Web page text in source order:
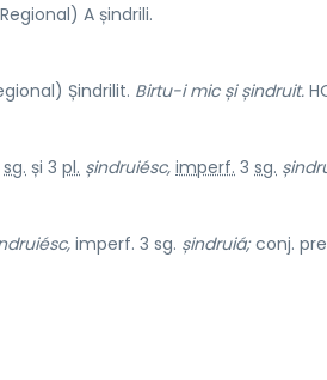
A șindrili.
Șindrilit. Birtu-i mic și șindruit.
sg. și 3 pl. șindruiésc, imperf. 3 sg.
imperf. 3 sg. șindruiá;conj.